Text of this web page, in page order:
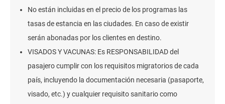
No están incluidas en el precio de los programas las
tasas de estancia en las ciudades. En caso de existir
serán abonadas por los clientes en destino.
VISADOS Y VACUNAS: Es RESPONSABILIDAD del
pasajero cumplir con los requisitos migratorios de cada
país, incluyendo la documentación necesaria (pasaporte,
visado, etc.) y cualquier requisito sanitario como